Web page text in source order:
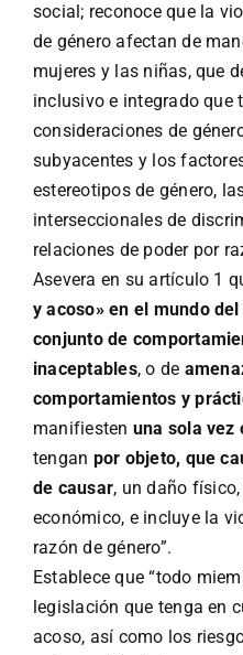
social; reconoce que la
de género afectan de
mujeres y las niñas, que
inclusivo e integrado que
consideraciones de
subyacentes y los
estereotipos de género,
interseccionales de
relaciones de poder por
Asevera en su artículo 1
y acoso» en el mundo
conjunto de
inaceptables, o de
comportamientos y
manifiesten una sola vez
tengan por objeto, que
de causar, un daño
económico, e incluye la
razón de género”.
Establece que “todo
legislación que tenga en
acoso, así como los